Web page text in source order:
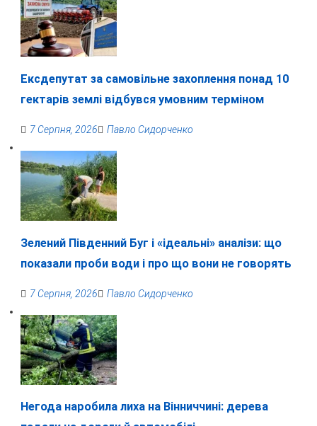
Ексдепутат за самовільне захоплення понад 10
гектарів землі відбувся умовним терміном
7 Серпня, 2026 Павло Сидорченко
Зелений Південний Буг і «ідеальні» аналізи: що
показали проби води і про що вони не говорять
7 Серпня, 2026 Павло Сидорченко
Негода наробила лиха на Вінниччині: дерева